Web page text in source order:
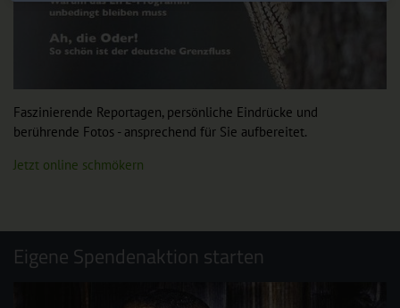
Faszinierende Reportagen, persönliche Eindrücke und
berührende Fotos - ansprechend für Sie aufbereitet.
Jetzt online schmökern
Eigene Spendenaktion starten